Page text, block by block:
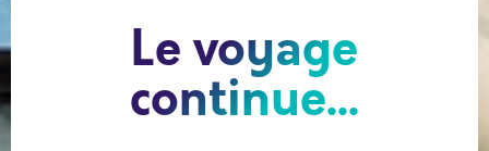
Le voyage
continue...